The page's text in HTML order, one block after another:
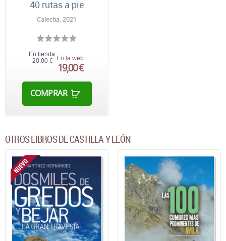
40 rutas a pie
Calecha. 2021
En tienda:
20,00 € En la web:
19,00 €
COMPRAR
OTROS LIBROS DE CASTILLA Y LEÓN